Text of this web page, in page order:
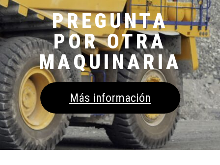
PREGUNTA
POR OTRA
MAQUINARIA
Más información